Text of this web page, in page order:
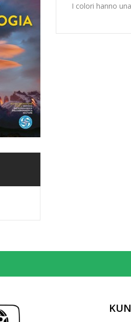
I colori hanno